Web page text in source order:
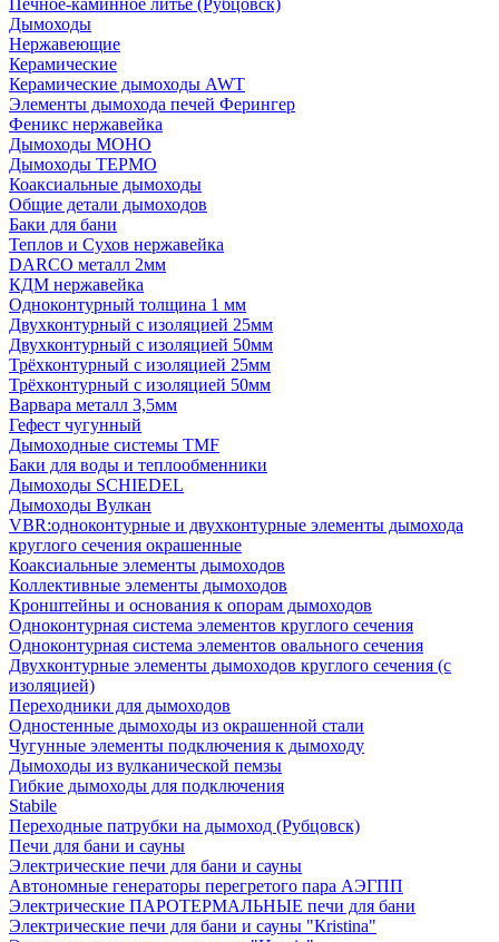
Печное-каминное литье (Рубцовск)
Дымоходы
Нержавеющие
Керамические
Керамические дымоходы AWT
Элементы дымохода печей Ферингер
Феникс нержавейка
Дымоходы МОНО
Дымоходы ТЕРМО
Коаксиальные дымоходы
Общие детали дымоходов
Баки для бани
Теплов и Сухов нержавейка
DARCO металл 2мм
КДМ нержавейка
Одноконтурный толщина 1 мм
Двухконтурный с изоляцией 25мм
Двухконтурный с изоляцией 50мм
Трёхконтурный с изоляцией 25мм
Трёхконтурный с изоляцией 50мм
Варвара металл 3,5мм
Гефест чугунный
Дымоходные системы TMF
Баки для воды и теплообменники
Дымоходы SCHIEDEL
Дымоходы Вулкан
VBR:одноконтурные и двухконтурные элементы дымохода
круглого сечения окрашенные
Коаксиальные элементы дымоходов
Коллективные элементы дымоходов
Кронштейны и основания к опорам дымоходов
Одноконтурная система элементов круглого сечения
Одноконтурная система элементов овального сечения
Двухконтурные элементы дымоходов круглого сечения (с
изоляцией)
Переходники для дымоходов
Одностенные дымоходы из окрашенной стали
Чугунные элементы подключения к дымоходу
Дымоходы из вулканической пемзы
Гибкие дымоходы для подключения
Stabile
Переходные патрубки на дымоход (Рубцовск)
Печи для бани и сауны
Электрические печи для бани и сауны
Автономные генераторы перегретого пара АЭГПП
Электрические ПАРОТЕРМАЛЬНЫЕ печи для бани
Электрические печи для бани и сауны "Кristina"